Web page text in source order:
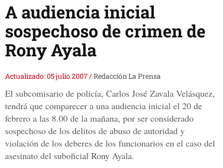
A audiencia inicial
sospechoso de crimen de
Rony Ayala
Actualizado: 05 julio 2007/Redacción La Prensa
El subcomisario de policía, Carlos José Zavala Velásquez,
tendrá que comparecer a una audiencia inicial el 20 de
febrero a las 8.00 de la mañana, por ser considerado
sospechoso de los delitos de abuso de autoridad y
violación de los deberes de los funcionarios en el caso del
asesinato del suboficial Rony Ayala.